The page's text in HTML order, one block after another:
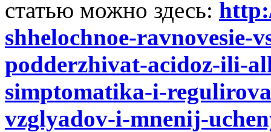
статью можно здесь:
shhelochnoe-ravnovesie-
podderzhivat-acidoz-ili-
simptomatika-i-
vzglyadov-i-mnenij-